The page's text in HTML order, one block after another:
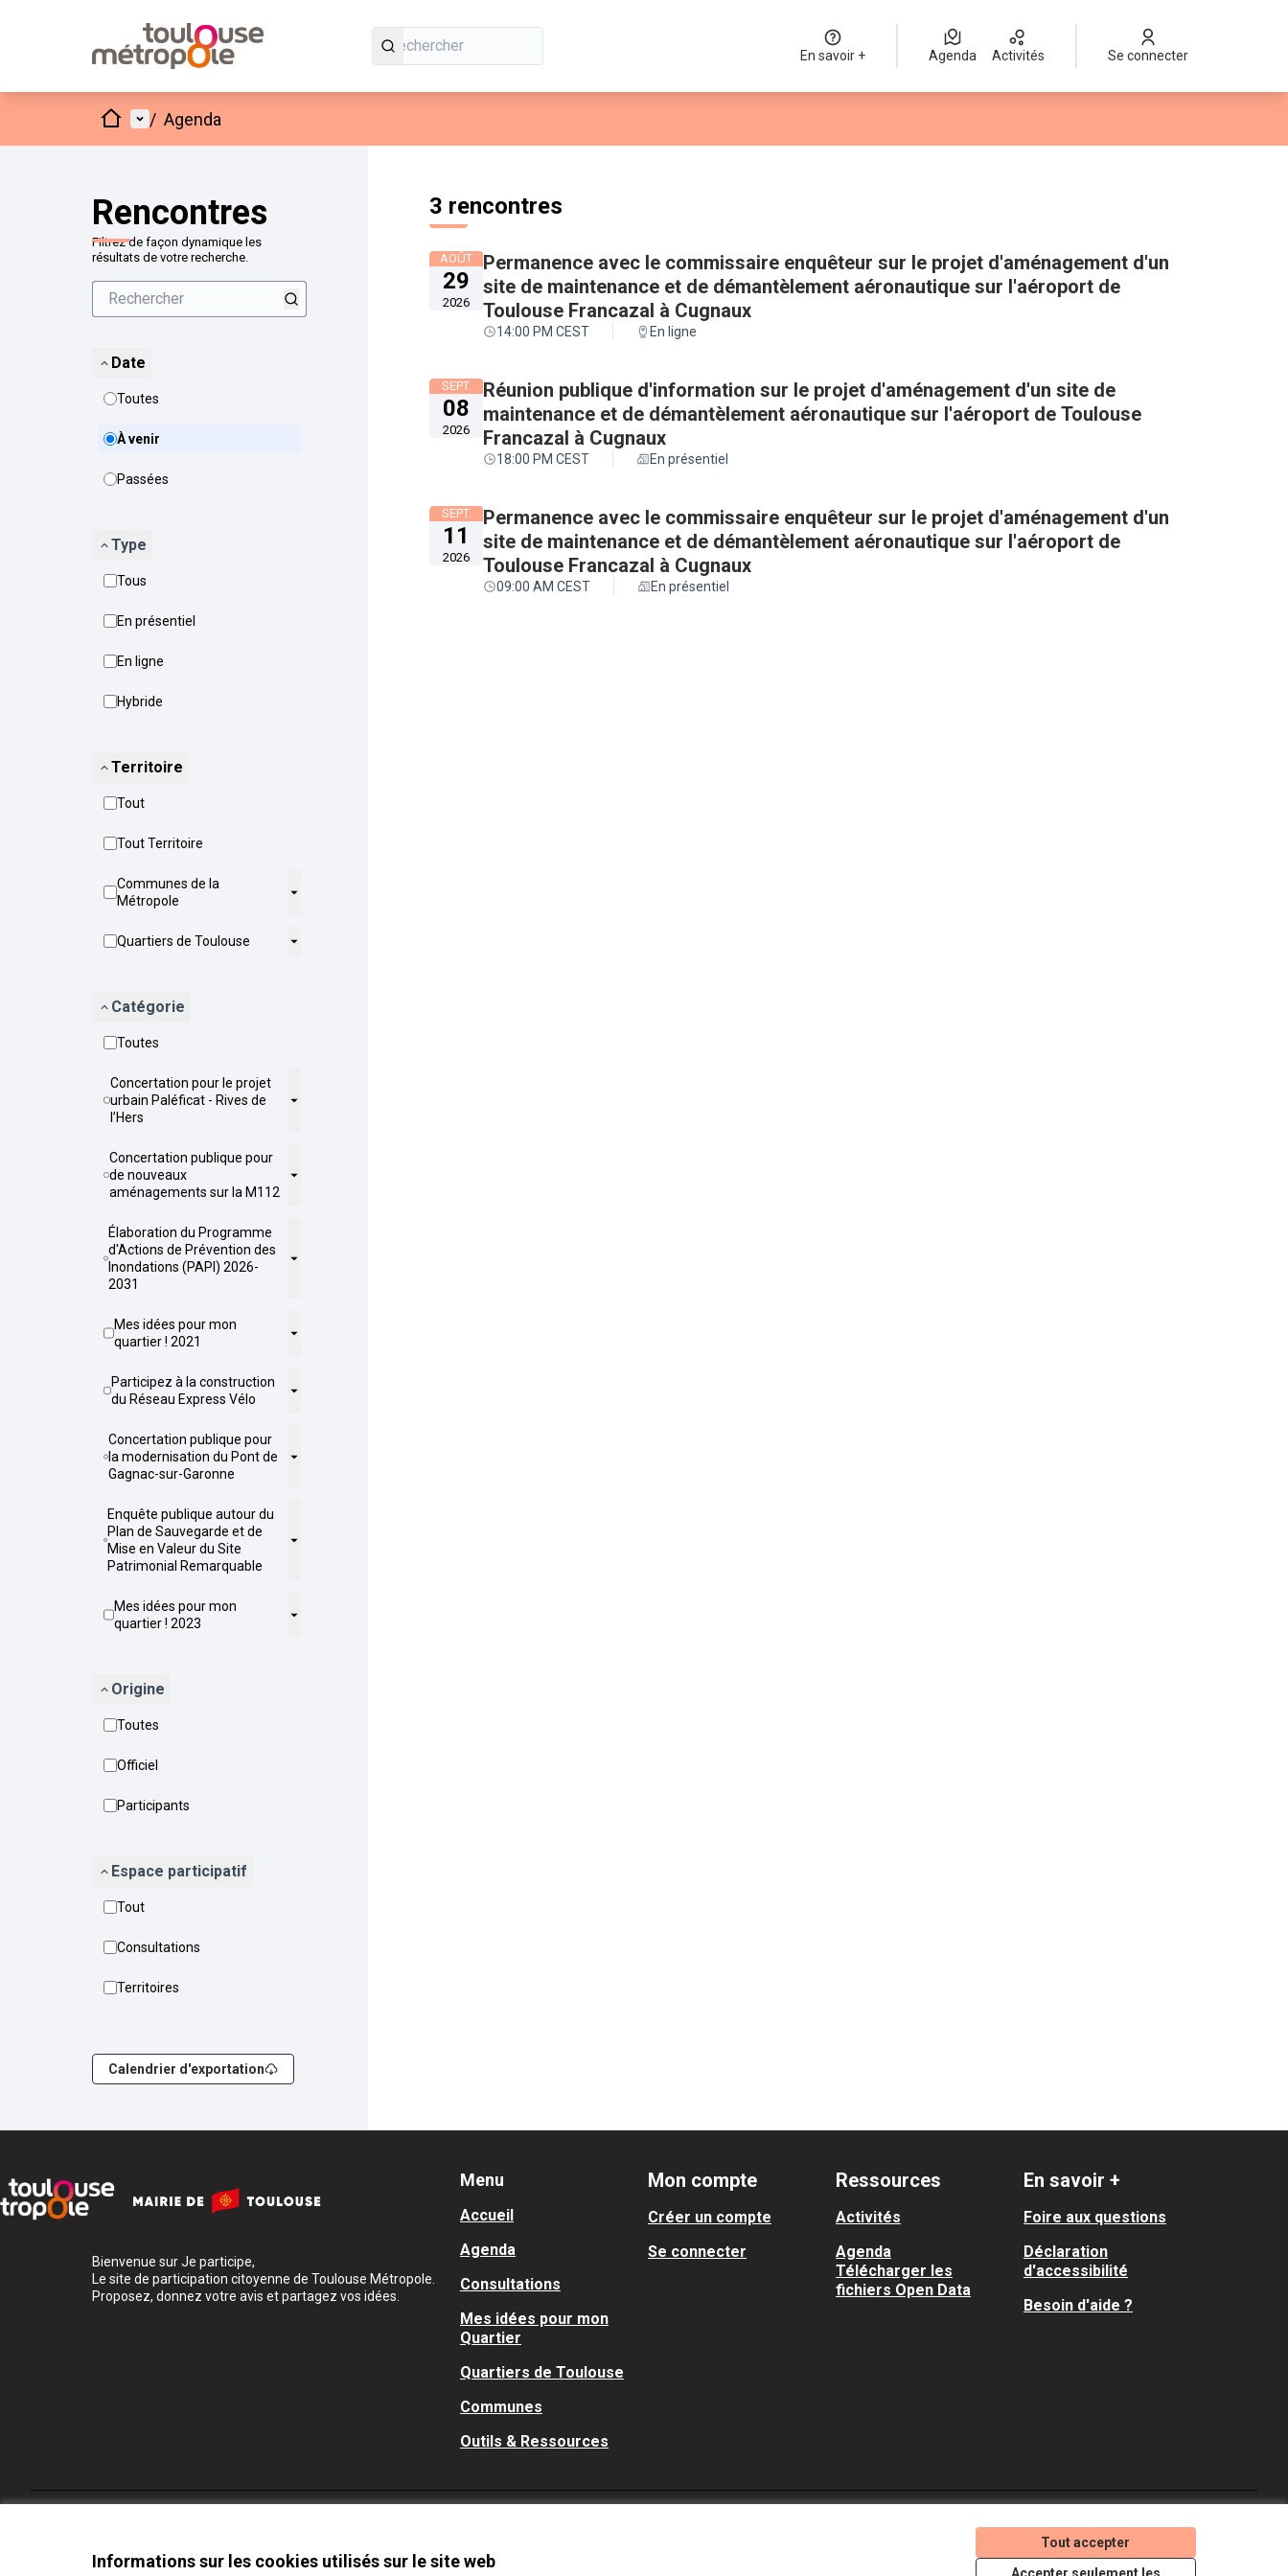
Informations sur les cookies utilisés sur le site web
Tout accepter
En savoir + Agenda Activités Se connecter
AccueilMenu principal
/ Agenda
Rencontres
Filtrez de façon dynamique les
résultats de votre recherche.
Date
Toutes
À venir
Passées
Type
Tous
En présentiel
En ligne
Hybride
Territoire
Tout
Tout Territoire
Communes de la
Métropole
Quartiers de Toulouse
Catégorie
Toutes
Concertation pour le projet
urbain Paléficat - Rives de
l’Hers
Concertation publique pour
de nouveaux
aménagements sur la M112
Élaboration du Programme
d'Actions de Prévention des
Inondations (PAPI) 2026-
2031
Mes idées pour mon
quartier ! 2021
Participez à la construction
du Réseau Express Vélo
Concertation publique pour
la modernisation du Pont de
Gagnac-sur-Garonne
Enquête publique autour du
Plan de Sauvegarde et de
Mise en Valeur du Site
Patrimonial Remarquable
Mes idées pour mon
quartier ! 2023
Origine
Toutes
Officiel
Participants
Espace participatif
Tout
Consultations
Territoires
Calendrier d'exportation
3 rencontres
AOÛT
29
2026
Permanence avec le commissaire enquêteur sur le projet d'aménagement d'un
site de maintenance et de démantèlement aéronautique sur l'aéroport de
Toulouse Francazal à Cugnaux
14:00 PM CEST En ligne
SEPT.
08
2026
Réunion publique d'information sur le projet d'aménagement d'un site de
maintenance et de démantèlement aéronautique sur l'aéroport de Toulouse
Francazal à Cugnaux
18:00 PM CEST En présentiel
SEPT.
11
2026
Permanence avec le commissaire enquêteur sur le projet d'aménagement d'un
site de maintenance et de démantèlement aéronautique sur l'aéroport de
Toulouse Francazal à Cugnaux
09:00 AM CEST En présentiel
Bienvenue sur Je participe,
Le site de participation citoyenne de Toulouse Métropole.
Proposez, donnez votre avis et partagez vos idées.
Menu
Accueil
Agenda
Consultations
Mes idées pour mon
Quartier
Quartiers de Toulouse
Communes
Outils & Ressources
Mon compte
Créer un compte
Se connecter
Ressources
Activités
Agenda
Télécharger les
fichiers Open Data
En savoir +
Foire aux questions
Déclaration
d'accessibilité
Besoin d'aide ?
(Lien externe)
(Lien externe)
(Lien externe)